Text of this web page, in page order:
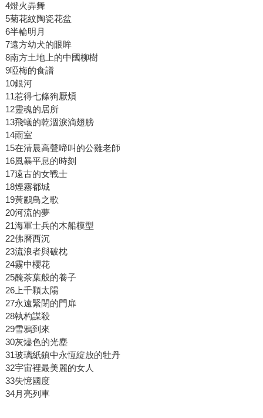
4燈火弄舞
5菊花紋陶瓷花盆
6半輪明月
7遠方幼犬的眼眸
8南方土地上的中國柳樹
9啞梅的食譜
10銀河
11惹得七條狗厭煩
12靈魂的居所
13飛蟻的乾涸淚滴翅膀
14雨室
15在清晨高聲啼叫的公雞老師
16風暴平息的時刻
17遠古的女戰士
18煙霧都城
19黃鸝鳥之歌
20河流的夢
21海軍士兵的木船模型
22佛曆西沉
23流浪者與破枕
24霧中櫻花
25醃茶葉般的養子
26上千顆太陽
27永遠緊閉的門扉
28執杓謀殺
29雪鴉到來
30灰燼色的光塵
31玻璃紙鎮中永恆綻放的牡丹
32宇宙裡最美麗的女人
33失憶國度
34月亮列車